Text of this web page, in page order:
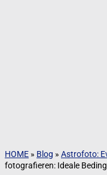
HOME » Blog » Astrofoto:
fotografieren: Ideale